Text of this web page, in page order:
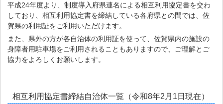
平成24年度より、制度導入府県連名による相互利用協定書を交わ
しており、相互利用協定書を締結している各府県との間では、佐
賀県の利用証をご利用いただけます。
また、県外の方が各自治体の利用証を使って、佐賀県内の施設の
身障者用駐車場をご利用されることもありますので、ご理解とご
協力をよろしくお願いします。
相互利用協定書締結自治体一覧（令和8年2月1日現在）